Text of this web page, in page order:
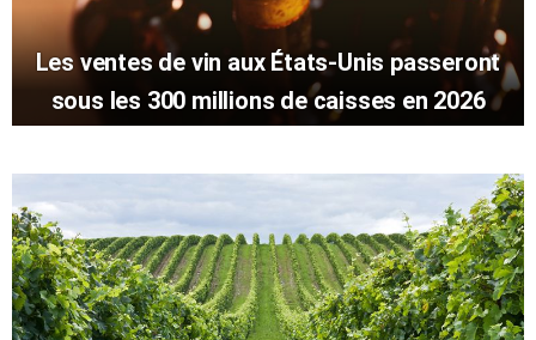
Les ventes de vin aux États-Unis passeront
sous les 300 millions de caisses en 2026